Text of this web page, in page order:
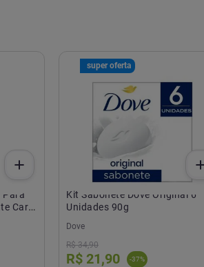
Para
Care
super oferta
Kit Sabonete Dove Original 6
Unidades 90g
Dove
R$ 34,90
R$ 21,90 -37%